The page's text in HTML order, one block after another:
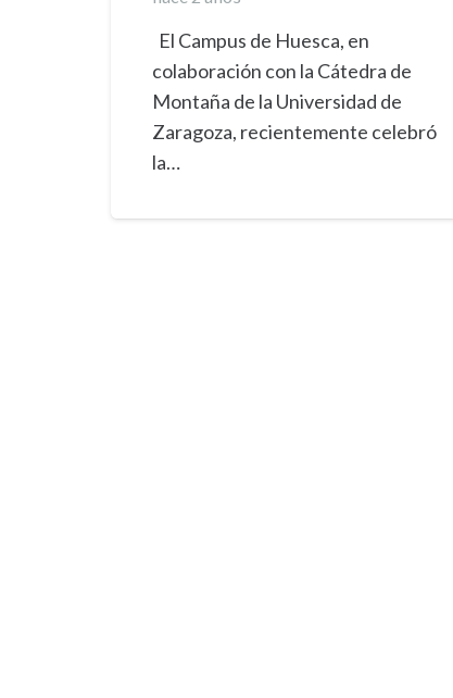
El Campus de Huesca, en
colaboración con la Cátedra de
Montaña de la Universidad de
Zaragoza, recientemente celebró
la…